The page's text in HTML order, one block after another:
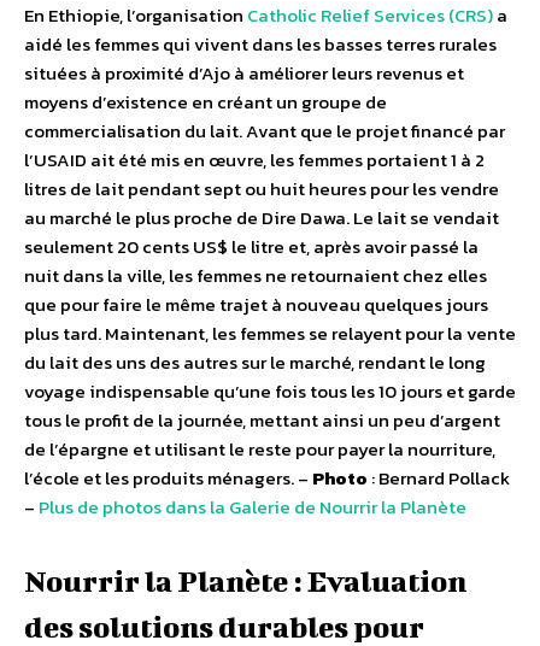
En Ethiopie, l’organisation Catholic Relief Services (CRS)a
aidé les femmes qui vivent dans les basses terres rurales
situées à proximité d’Ajo à améliorer leurs revenus et
moyens d’existence en créant un groupe de
commercialisation du lait. Avant que le projet financé par
l’USAID ait été mis en œuvre, les femmes portaient 1 à 2
litres de lait pendant sept ou huit heures pour les vendre
au marché le plus proche de Dire Dawa. Le lait se vendait
seulement 20 cents US$ le litre et, après avoir passé la
nuit dans la ville, les femmes ne retournaient chez elles
que pour faire le même trajet à nouveau quelques jours
plus tard. Maintenant, les femmes se relayent pour la vente
du lait des uns des autres sur le marché, rendant le long
voyage indispensable qu’une fois tous les 10 jours et garde
tous le profit de la journée, mettant ainsi un peu d’argent
de l’épargne et utilisant le reste pour payer la nourriture,
l’école et les produits ménagers. – Photo : Bernard Pollack
– Plus de photos dans la Galerie de Nourrir la Planète
Nourrir la Planète : Evaluation
des solutions durables pour